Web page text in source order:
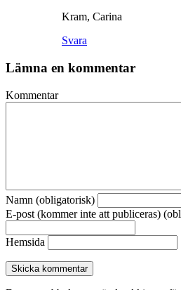
Kram, Carina
Svara
Lämna en kommentar
Kommentar
Namn (obligatorisk)
E-post (kommer inte att publiceras)
Hemsida